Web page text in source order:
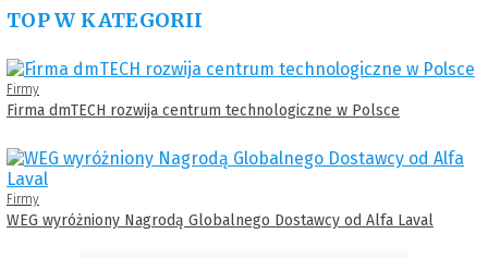
TOP W KATEGORII
Firmy
Firma dmTECH rozwija centrum technologiczne w Polsce
Firmy
WEG wyróżniony Nagrodą Globalnego Dostawcy od Alfa Laval